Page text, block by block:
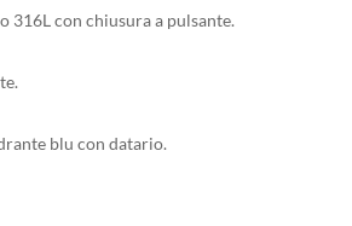
316L con chiusura a pulsante.
blu con datario.